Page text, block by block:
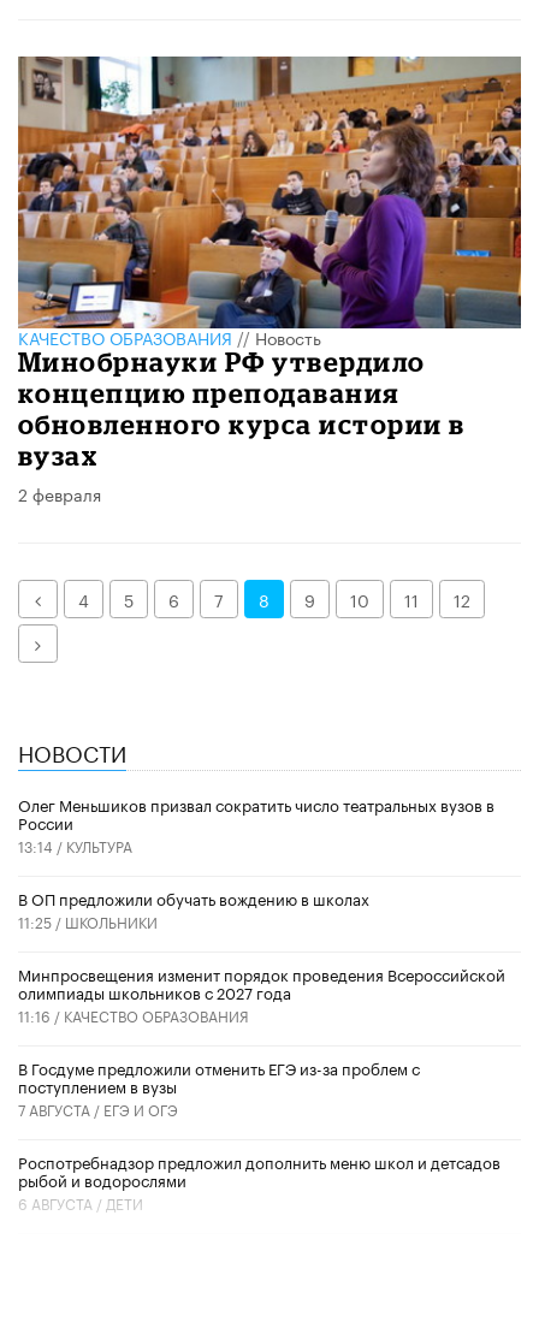
КАЧЕСТВО ОБРАЗОВАНИЯ//Новость
Минобрнауки РФ утвердило
концепцию преподавания
обновленного курса истории в
вузах
2 февраля
Назад
4 5 6 7 8 9 10 11
12
Далее
НОВОСТИ
Олег Меньшиков призвал сократить число театральных вузов в
России
13:14 / КУЛЬТУРА
В ОП предложили обучать вождению в школах
11:25 / ШКОЛЬНИКИ
Минпросвещения изменит порядок проведения Всероссийской
олимпиады школьников с 2027 года
11:16 / КАЧЕСТВО ОБРАЗОВАНИЯ
В Госдуме предложили отменить ЕГЭ из-за проблем с
поступлением в вузы
7 АВГУСТА / ЕГЭ И ОГЭ
Роспотребнадзор предложил дополнить меню школ и детсадов
рыбой и водорослями
6 АВГУСТА / ДЕТИ